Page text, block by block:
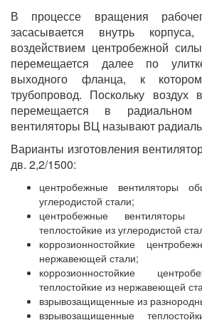
В процессе вращения
засасывается внутрь
воздействием центробежной
перемещается далее по
выходного фланца, к
трубопровод. Поскольку воздух
перемещается в радиальном
вентиляторы ВЦ называют
Варианты изготовления
дв. 2,2/1500:
центробежные вентиляторы
углеродистой стали;
центробежные вентиляторы
теплостойкие из углеродистой
коррозионностойкие
нержавеющей стали;
коррозионностойкие
теплостойкие из нержавеющей
взрывозащищенные из
взрывозащищенные